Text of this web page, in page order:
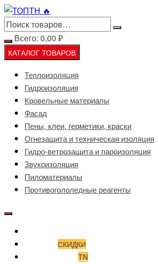
Перейти
к
содержимому
Всего: 0,00 ₽
КАТАЛОГ ТОВАРОВ
Теплоизоляция
Гидроизоляция
Кровельные материалы
Фасад
Пены, клеи, герметики, краски
Огнезащита и техническая изоляция
Гидро-ветрозащита и пароизоляция
Звукоизоляция
Пиломатериалы
Противогололедные реагенты
СКИДКИ
TN